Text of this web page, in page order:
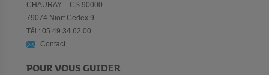
CHAURAY – CS 90000
79074 Niort Cedex 9
Tél : 05 49 34 62 00
Contact
POUR VOUS GUIDER